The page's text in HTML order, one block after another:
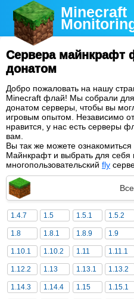
Minecraft
Сервера майнкрафт
донатом
Добро пожаловать на нашу
Minecraft флай! Мы собрали
донатом серверы, чтобы вы
игровым опытом. Независимо
нравится, у нас есть серверы
вам.
Вы так же можете
Майнкрафт и выбрать для себя
многопользовательский fly
1.4.7 1.5 1.5.1 1.5.2
1.8 1.8.1 1.8.9 1.9
1.10.1 1.10.2 1.11 1.11.1
1.12.2 1.13 1.13.1 1.13.2
1.14.3 1.14.4 1.15 1.15.1